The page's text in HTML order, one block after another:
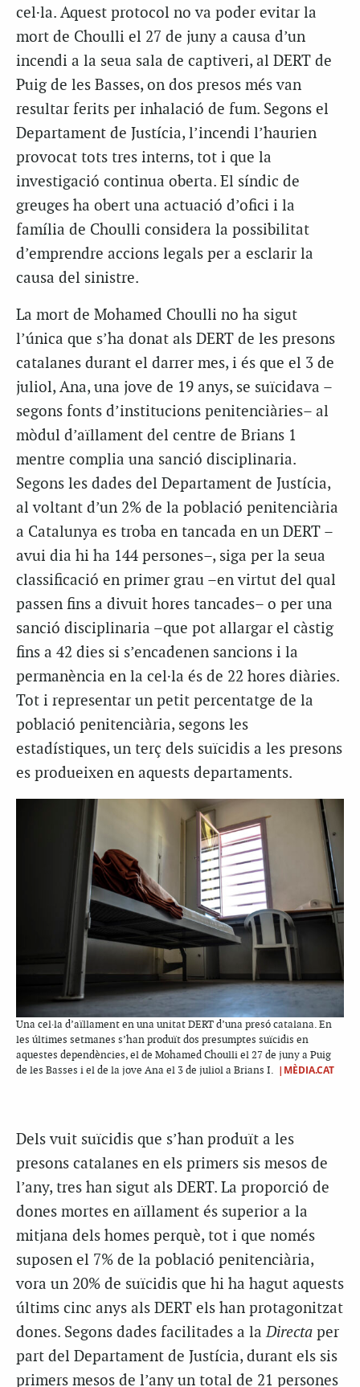
cel·la. Aquest protocol no va poder evitar la
mort de Choulli el 27 de juny a causa d’un
incendi a la seua sala de captiveri, al DERT de
Puig de les Basses, on dos presos més van
resultar ferits per inhalació de fum. Segons el
Departament de Justícia, l’incendi l’haurien
provocat tots tres interns, tot i que la
investigació continua oberta. El síndic de
greuges ha obert una actuació d’ofici i la
família de Choulli considera la possibilitat
d’emprendre accions legals per a esclarir la
causa del sinistre.
La mort de Mohamed Choulli no ha sigut
l’única que s’ha donat als DERT de les presons
catalanes durant el darrer mes, i és que el 3 de
juliol, Ana, una jove de 19 anys, se suïcidava –
segons fonts d’institucions penitenciàries– al
mòdul d’aïllament del centre de Brians 1
mentre complia una sanció disciplinaria.
Segons les dades del Departament de Justícia,
al voltant d’un 2% de la població penitenciària
a Catalunya es troba en tancada en un DERT –
avui dia hi ha 144 persones–, siga per la seua
classificació en primer grau –en virtut del qual
passen fins a divuit hores tancades– o per una
sanció disciplinaria –que pot allargar el càstig
fins a 42 dies si s’encadenen sancions i la
permanència en la cel·la és de 22 hores diàries.
Tot i representar un petit percentatge de la
població penitenciària, segons les
estadístiques, un terç dels suïcidis a les presons
es produeixen en aquests departaments.
Una cel·la d’aïllament en una unitat DERT d’una presó catalana. En
les últimes setmanes s’han produït dos presumptes suïcidis en
aquestes dependències, el de Mohamed Choulli el 27 de juny a Puig
de les Basses i el de la jove Ana el 3 de juliol a Brians I. |MÈDIA.CAT
Dels vuit suïcidis que s’han produït a les
presons catalanes en els primers sis mesos de
l’any, tres han sigut als DERT. La proporció de
dones mortes en aïllament és superior a la
mitjana dels homes perquè, tot i que només
suposen el 7% de la població penitenciària,
vora un 20% de suïcidis que hi ha hagut aquests
últims cinc anys als DERT els han protagonitzat
dones. Segons dades facilitades a laDirecta per
part del Departament de Justícia, durant els sis
primers mesos de l’any un total de 21 persones